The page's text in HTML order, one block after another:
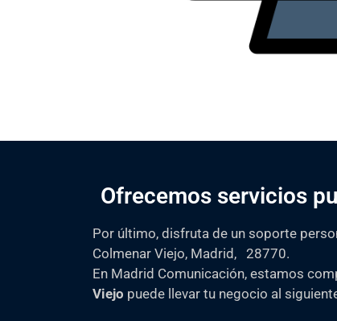
Ofrecemos servicios
Por último, disfruta de un soporte
Colmenar Viejo, Madrid, 28770.
En Madrid Comunicación, estamos
Viejo puede llevar tu negocio al